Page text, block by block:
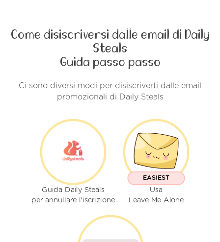
Come disiscriversi dalle email di Daily
Steals
Guida passo passo
Ci sono diversi modi per disiscriverti dalle email
promozionali di Daily Steals
Guida Daily Steals
per annullare l'iscrizione
EASIEST
Usa
Leave Me Alone